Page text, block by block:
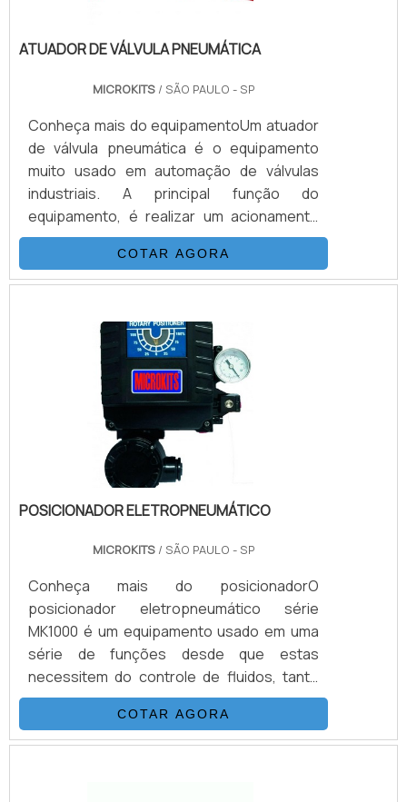
ATUADOR DE VÁLVULA PNEUMÁTICA
MICROKITS/ SÃO PAULO - SP
Conheça mais do equipamentoUm atuador
de válvula pneumática é o equipamento
muito usado em automação de válvulas
industriais. A principal função do
equipamento, é realizar um acionamento
automaticamente a válvula, tanto à
distância, quando nas proximidades. Isso
pode ser feito em forma através de um
botão local que normalmente conhecido
como acionamento de emergência (com o
uso de acessórios).O equipamento possui
uma alimentação feita normalmente por ar
COTAR AGORA
POSICIONADOR ELETROPNEUMÁTICO
MICROKITS/ SÃO PAULO - SP
Conheça mais do posicionadorO
posicionador eletropneumático série
MK1000 é um equipamento usado em uma
série de funções desde que estas
necessitem do controle de fluidos, tanto
para válvulas rotativas, quanto lineares.
Aplicações de controle contínuo, onde uma
válvula automatizada somente com
COTAR AGORA